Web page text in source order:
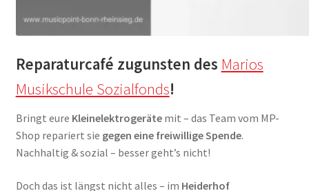
Reparaturcafé zugunsten des Marios
Musikschule Sozialfonds!
Bringt eure Kleinelektrogerätemit – das Team vom MP-
Shop repariert sie gegen eine freiwillige Spende.
Nachhaltig & sozial – besser geht’s nicht!
Doch das ist längst nicht alles – im Heiderhof